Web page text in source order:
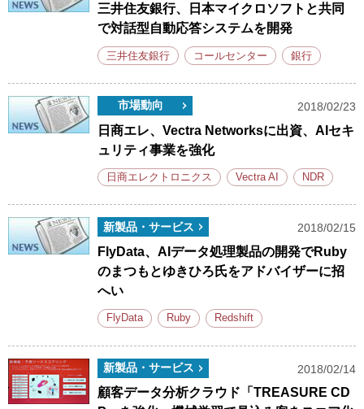
三井住友銀行、日本マイクロソフトと共同
で対話型自動応答システムを開発
三井住友銀行 コールセンター 銀行
市場動向 2018/02/23
日商エレ、Vectra Networksに出資、AIセキ
ュリティ事業を強化
日商エレクトロニクス Vectra AI NDR
新製品・サービス 2018/02/15
FlyData、AIデータ処理製品の開発でRuby
のまつもとゆきひろ氏をアドバイザーに招
へい
FlyData Ruby Redshift
新製品・サービス 2018/02/14
顧客データ分析クラウド「TREASURE CD